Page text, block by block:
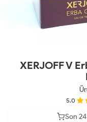
XERJOFF V
5.0
Son